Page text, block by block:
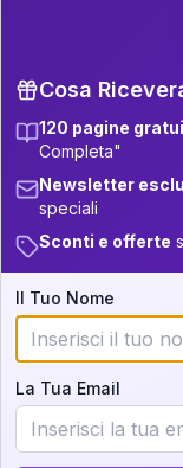
Cosa
💕 Come
Cosa
120 pagine
Completa"
Newsletter
speciali
Sconti e offerte
Il Tuo Nome
La Tua Email